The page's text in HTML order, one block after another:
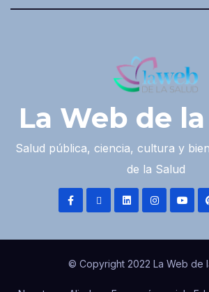
La Web de
Salud pública, ciencia, cultura y
de la Salud
© Copyright 2022 La Web de